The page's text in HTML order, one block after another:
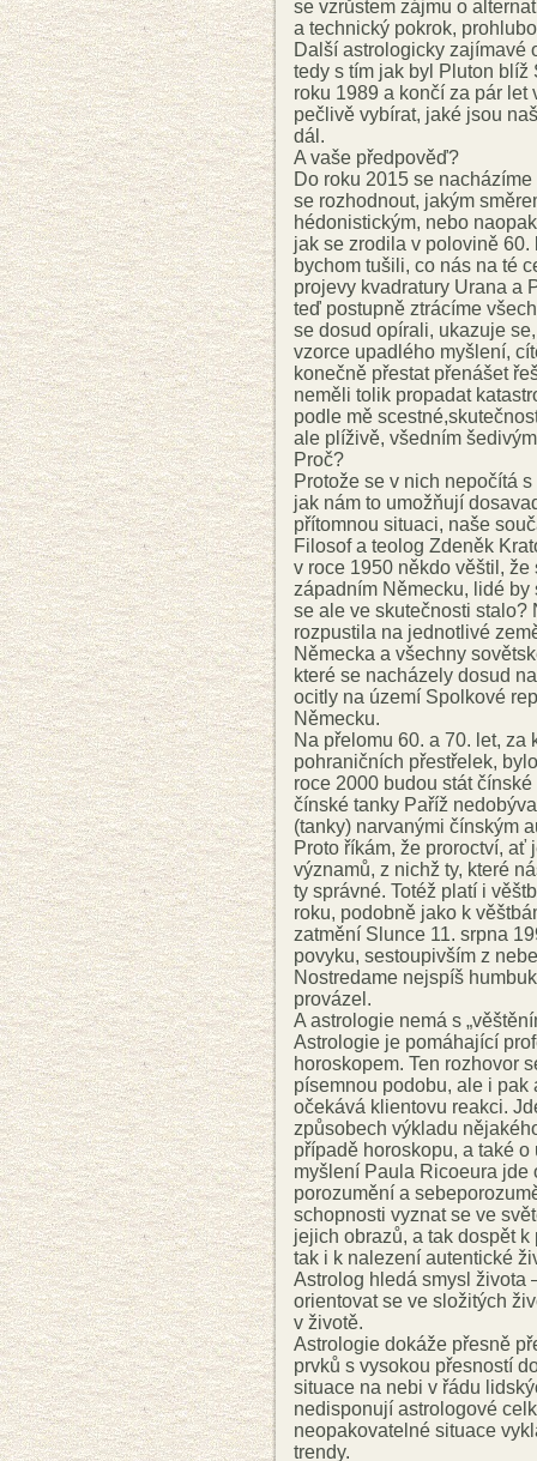
se vzrůstem zájmu o
a technický pokrok,
Další astrologicky zajímavé
tedy s tím jak byl Pluton
roku 1989 a končí za pár let
pečlivě vybírat, jaké jsou
dál.
A vaše předpověď?
Do roku 2015 se
se rozhodnout, jakým
hédonistickým, nebo
jak se zrodila v polovině
bychom tušili, co nás na té
projevy kvadratury Urana a
teď postupně ztrácíme
se dosud opírali, ukazuje
vzorce upadlého myšlení,
konečně přestat přenášet
neměli tolik propadat
podle mě
ale plíživě, všedním
Proč?
Protože se v nich nepočítá
jak nám to umožňují
přítomnou situaci, naše
Filosof a teolog Zdeněk
v roce 1950 někdo věštil,
západním Německu, lidé
se ale ve skutečnosti stalo?
rozpustila na jednotlivé
Německa a všechny
které se nacházely dosud
ocitly na území Spolkové
Německu.
Na přelomu 60. a 70. let,
pohraničních přestřelek,
roce 2000 budou stát
čínské tanky Paříž
(tanky) narvanými čínským
Proto říkám, že proroctví,
významů, z nichž ty, které
ty správné. Totéž platí i
roku, podobně jako k
zatmění Slunce 11. srpna
povyku, sestoupivším z
Nostredame nejspíš
provázel.
A astrologie nemá s
Astrologie je pomáhající
horoskopem. Ten rozhovor
písemnou podobu, ale i pak
očekává klientovu reakci.
způsobech výkladu
případě horoskopu, a také
myšlení Paula Ricoeura jde
porozumění a
schopnosti vyznat se ve
jejich obrazů, a tak dospět
tak i k nalezení autentické
Astrolog hledá smysl života
orientovat se ve složitých
v životě.
Astrologie dokáže přesně
prvků s vysokou přesností
situace na nebi v řádu
nedisponují astrologové
neopakovatelné situace
trendy.